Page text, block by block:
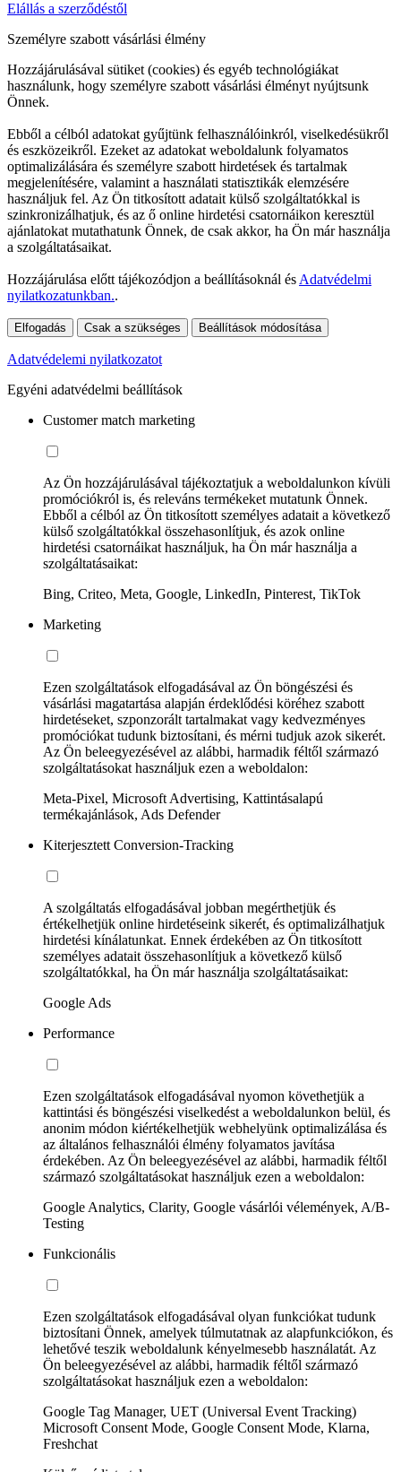
Elállás a szerződéstől
Személyre szabott vásárlási élmény
Hozzájárulásával sütiket (cookies) és egyéb technológiákat
használunk, hogy személyre szabott vásárlási élményt nyújtsunk
Önnek.
Ebből a célból adatokat gyűjtünk felhasználóinkról, viselkedésükről
és eszközeikről. Ezeket az adatokat weboldalunk folyamatos
optimalizálására és személyre szabott hirdetések és tartalmak
megjelenítésére, valamint a használati statisztikák elemzésére
használjuk fel. Az Ön titkosított adatait külső szolgáltatókkal is
szinkronizálhatjuk, és az ő online hirdetési csatornáikon keresztül
ajánlatokat mutathatunk Önnek, de csak akkor, ha Ön már használja
a szolgáltatásaikat.
Hozzájárulása előtt tájékozódjon a beállításoknál és Adatvédelmi
nyilatkozatunkban..
Elfogadás Csak a szükséges Beállítások módosítása
Adatvédelemi nyilatkozatot
Egyéni adatvédelmi beállítások
Customer match marketing
Az Ön hozzájárulásával tájékoztatjuk a weboldalunkon kívüli
promóciókról is, és releváns termékeket mutatunk Önnek.
Ebből a célból az Ön titkosított személyes adatait a következő
külső szolgáltatókkal összehasonlítjuk, és azok online
hirdetési csatornáikat használjuk, ha Ön már használja a
szolgáltatásaikat:
Bing, Criteo, Meta, Google, LinkedIn, Pinterest, TikTok
Marketing
Ezen szolgáltatások elfogadásával az Ön böngészési és
vásárlási magatartása alapján érdeklődési köréhez szabott
hirdetéseket, szponzorált tartalmakat vagy kedvezményes
promóciókat tudunk biztosítani, és mérni tudjuk azok sikerét.
Az Ön beleegyezésével az alábbi, harmadik féltől származó
szolgáltatásokat használjuk ezen a weboldalon:
Meta-Pixel, Microsoft Advertising, Kattintásalapú
termékajánlások, Ads Defender
Kiterjesztett Conversion-Tracking
A szolgáltatás elfogadásával jobban megérthetjük és
értékelhetjük online hirdetéseink sikerét, és optimalizálhatjuk
hirdetési kínálatunkat. Ennek érdekében az Ön titkosított
személyes adatait összehasonlítjuk a következő külső
szolgáltatókkal, ha Ön már használja szolgáltatásaikat:
Google Ads
Performance
Ezen szolgáltatások elfogadásával nyomon követhetjük a
kattintási és böngészési viselkedést a weboldalunkon belül, és
anonim módon kiértékelhetjük webhelyünk optimalizálása és
az általános felhasználói élmény folyamatos javítása
érdekében. Az Ön beleegyezésével az alábbi, harmadik féltől
származó szolgáltatásokat használjuk ezen a weboldalon:
Google Analytics, Clarity, Google vásárlói vélemények, A/B-
Testing
Funkcionális
Ezen szolgáltatások elfogadásával olyan funkciókat tudunk
biztosítani Önnek, amelyek túlmutatnak az alapfunkciókon, és
lehetővé teszik weboldalunk kényelmesebb használatát. Az
Ön beleegyezésével az alábbi, harmadik féltől származó
szolgáltatásokat használjuk ezen a weboldalon:
Google Tag Manager, UET (Universal Event Tracking)
Microsoft Consent Mode, Google Consent Mode, Klarna,
Freshchat